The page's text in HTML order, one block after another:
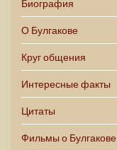
Биография
О Булгакове
Круг общения
Интересные факты
Цитаты
Фильмы о Булгакове